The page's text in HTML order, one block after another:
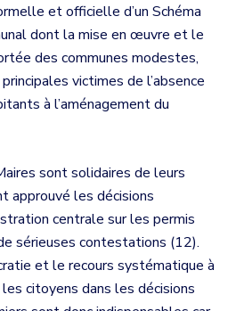
et officielle d’un Schéma
dont la mise en œuvre et le
des communes modestes,
victimes de l’absence
à l’aménagement du
sont solidaires de leurs
approuvé les décisions
centrale sur les permis
sérieuses contestations (12).
et le recours systématique à
citoyens dans les décisions